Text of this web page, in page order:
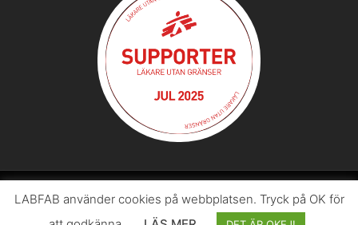
© 2026 Svenska LABFAB – I samarbete medEffektify
LABFAB använder cookies på webbplatsen. Tryck på OK för